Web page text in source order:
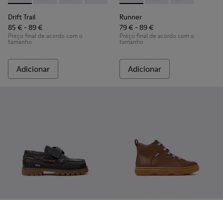
Drift Trail
85 € - 89 €
Preço final de acordo com o
tamanho
Adicionar
Runner
79 € - 89 €
Preço final de acordo com o
tamanho
Adicionar